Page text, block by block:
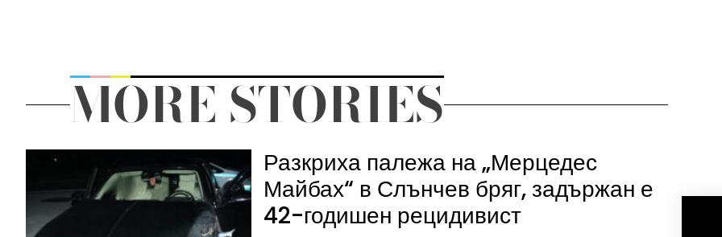
MORE STORIES
Разкриха палежа на „Мерцедес
Майбах“ в Слънчев бряг, задържан е
42-годишен рецидивист